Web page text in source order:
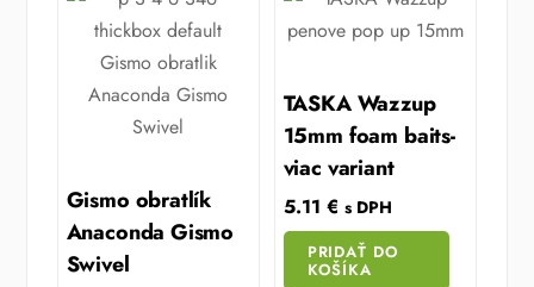
Gismo obratlík
Anaconda Gismo
Swivel
TASKA Wazzup
15mm foam baits-
viac variant
5.11 € s DPH
PRIDAŤ DO
KOŠÍKA